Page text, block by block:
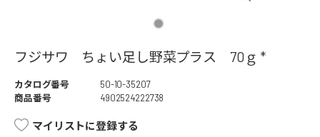
フジサワ ちょい足し野菜プラス 70ｇ *
カタログ番号
50-10-35207
商品番号
4902524222738
マイリストに登録する